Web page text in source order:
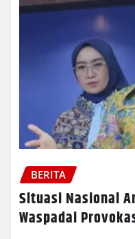
BERITA
Situasi Nasional
Waspadai